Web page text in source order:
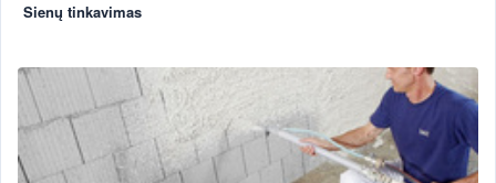
Sienų tinkavimas